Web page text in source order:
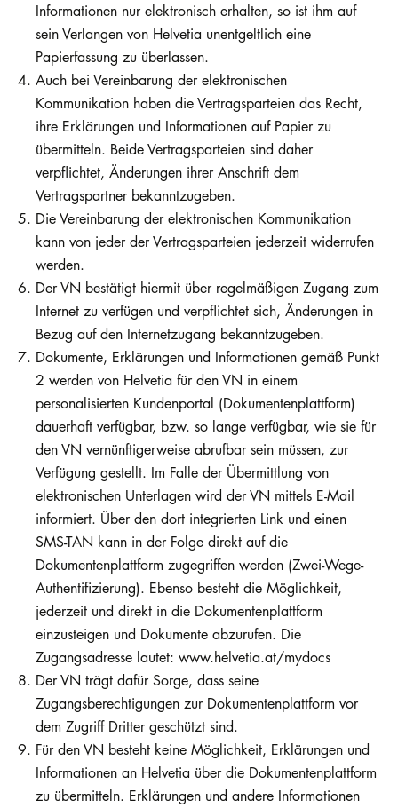
Informationen nur elektronisch erhalten, so ist ihm auf
sein Verlangen von Helvetia unentgeltlich eine
Papierfassung zu überlassen.
Auch bei Vereinbarung der elektronischen
Kommunikation haben die Vertragsparteien das Recht,
ihre Erklärungen und Informationen auf Papier zu
übermitteln. Beide Vertragsparteien sind daher
verpflichtet, Änderungen ihrer Anschrift dem
Vertragspartner bekanntzugeben.
Die Vereinbarung der elektronischen Kommunikation
kann von jeder der Vertragsparteien jederzeit widerrufen
werden.
Der VN bestätigt hiermit über regelmäßigen Zugang zum
Internet zu verfügen und verpflichtet sich, Änderungen in
Bezug auf den Internetzugang bekanntzugeben.
Dokumente, Erklärungen und Informationen gemäß Punkt
2 werden von Helvetia für den VN in einem
personalisierten Kundenportal (Dokumentenplattform)
dauerhaft verfügbar, bzw. so lange verfügbar, wie sie für
den VN vernünftigerweise abrufbar sein müssen, zur
Verfügung gestellt. Im Falle der Übermittlung von
elektronischen Unterlagen wird der VN mittels E-Mail
informiert. Über den dort integrierten Link und einen
SMS-TAN kann in der Folge direkt auf die
Dokumentenplattform zugegriffen werden (Zwei-Wege-
Authentifizierung). Ebenso besteht die Möglichkeit,
jederzeit und direkt in die Dokumentenplattform
einzusteigen und Dokumente abzurufen. Die
Zugangsadresse lautet: www.helvetia.at/mydocs
Der VN trägt dafür Sorge, dass seine
Zugangsberechtigungen zur Dokumentenplattform vor
dem Zugriff Dritter geschützt sind.
Für den VN besteht keine Möglichkeit, Erklärungen und
Informationen an Helvetia über die Dokumentenplattform
zu übermitteln. Erklärungen und andere Informationen